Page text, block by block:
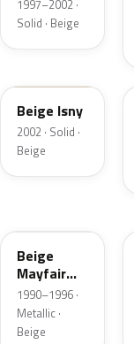
1997–2002 ·
Solid · Beige
Beige Isny
2002 · Solid ·
Beige
Beige
Mayfair
Metallic
1990–1996 ·
Metallic ·
Beige